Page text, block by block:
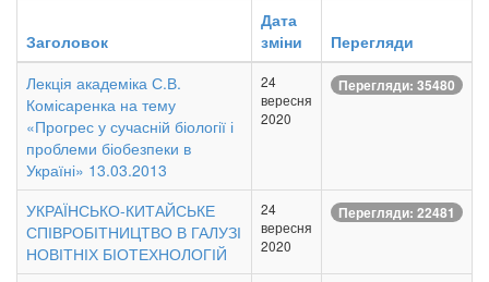
Заголовок
Дата
зміни
Перегляди
Лекція академіка С.В.
Комісаренка на тему
«Прогрес у сучасній біології і
проблеми біобезпеки в
Україні» 13.03.2013
24
вересня
2020
Перегляди: 35480
УКРАЇНСЬКО-КИТАЙСЬКЕ
СПІВРОБІТНИЦТВО В ГАЛУЗІ
НОВІТНІХ БІОТЕХНОЛОГІЙ
24
вересня
2020
Перегляди: 22481